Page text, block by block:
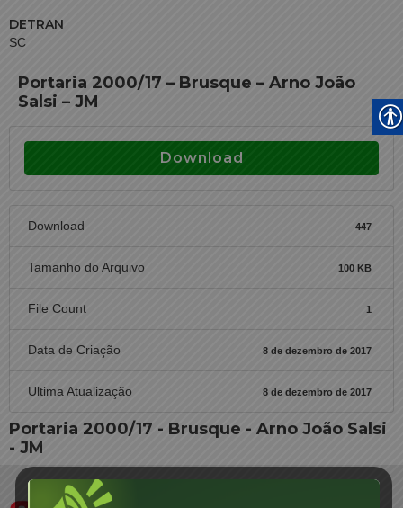
DETRAN
SC
Portaria 2000/17 – Brusque – Arno João
Salsi – JM
Download
Download 447
Tamanho do Arquivo 100 KB
File Count 1
Data de Criação 8 de dezembro de 2017
Ultima Atualização 8 de dezembro de 2017
Portaria 2000/17 - Brusque - Arno João Salsi
- JM